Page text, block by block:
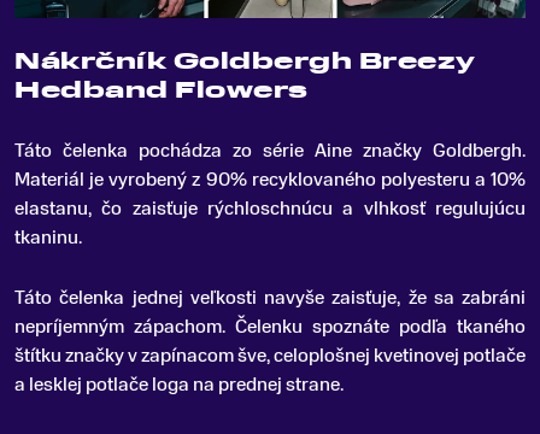
Nákrčník Goldbergh Breezy
Hedband Flowers
Táto čelenka pochádza zo série Aine značky Goldbergh.
Materiál je vyrobený z 90% recyklovaného polyesteru a 10%
elastanu, čo zaisťuje rýchloschnúcu a vlhkosť regulujúcu
tkaninu.
Táto čelenka jednej veľkosti navyše zaisťuje, že sa zabráni
nepríjemným zápachom. Čelenku spoznáte podľa tkaného
štítku značky v zapínacom šve, celoplošnej kvetinovej potlače
a lesklej potlače loga na prednej strane.